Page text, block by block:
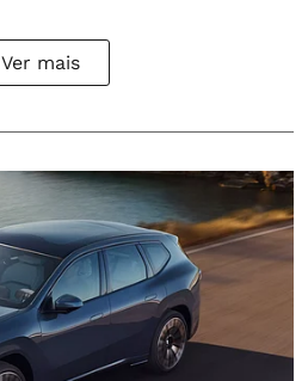
Ver mais